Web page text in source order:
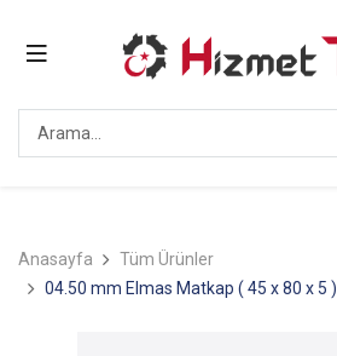
Anasayfa
Tüm Ürünler
04.50 mm Elmas Matkap ( 45 x 80 x 5 )